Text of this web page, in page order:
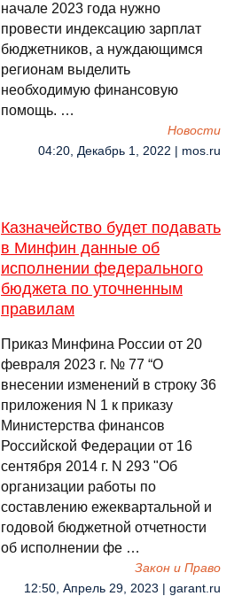
начале 2023 года нужно
провести индексацию зарплат
бюджетников, а нуждающимся
регионам выделить
необходимую финансовую
помощь. …
Новости
04:20, Декабрь 1, 2022 | mos.ru
Казначейство будет подавать
в Минфин данные об
исполнении федерального
бюджета по уточненным
правилам
Приказ Минфина России от 20
февраля 2023 г. № 77 “О
внесении изменений в строку 36
приложения N 1 к приказу
Министерства финансов
Российской Федерации от 16
сентября 2014 г. N 293 "Об
организации работы по
составлению ежеквартальной и
годовой бюджетной отчетности
об исполнении фе …
Закон и Право
12:50, Апрель 29, 2023 | garant.ru